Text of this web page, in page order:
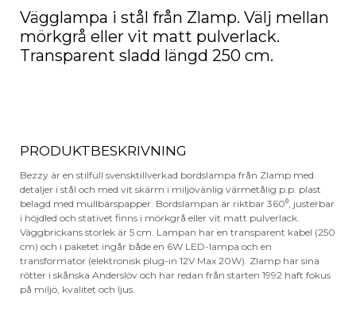
Vägglampa i stål från Zlamp. Välj mellan
mörkgrå eller vit matt pulverlack.
Transparent sladd längd 250 cm.
PRODUKTBESKRIVNING
Bezzy är en stilfull svensktillverkad bordslampa från Zlamp med
detaljer i stål och med vit skärm i miljövänlig värmetålig p.p. plast
belagd med mullbärspapper. Bordslampan är riktbar 360⁰, justerbar
i höjdled och stativet finns i mörkgrå eller vit matt pulverlack.
Väggbrickans storlek är 5 cm. Lampan har en transparent kabel (250
cm) och i paketet ingår både en 6W LED-lampa och en
transformator (elektronisk plug-in 12V Max 20W). Zlamp har sina
rötter i skånska Anderslöv och har redan från starten 1992 haft fokus
på miljö, kvalitet och ljus.